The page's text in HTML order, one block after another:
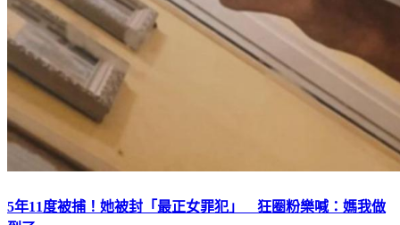
5年11度被捕！她被封「最正女罪犯」 狂圈粉樂喊：媽我做